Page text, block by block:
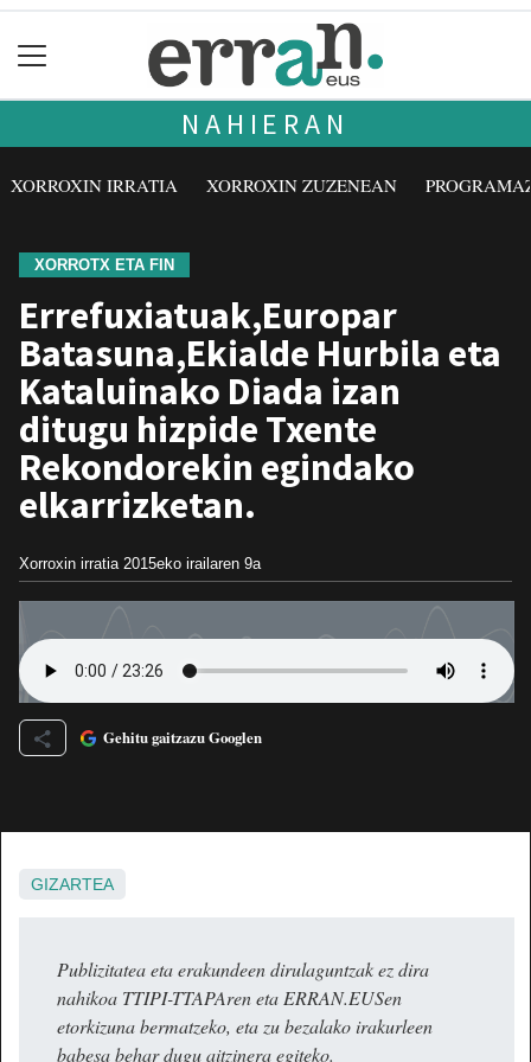
NAHIERAN
XORROXIN IRRATIA XORROXIN ZUZENEAN
XORROTX ETA FIN
Errefuxiatuak,Europar
Batasuna,Ekialde Hurbila eta
Kataluinako Diada izan
ditugu hizpide Txente
Rekondorekin egindako
elkarrizketan.
Xorroxin irratia 2015eko irailaren 9a
Gehitu gaitzazu Googlen
GIZARTEA
Publizitatea eta erakundeen dirulaguntzak ez dira
nahikoa TTIPI-TTAPAren eta ERRAN.EUSen
etorkizuna bermatzeko, eta zu bezalako irakurleen
babesa behar dugu aitzinera egiteko.